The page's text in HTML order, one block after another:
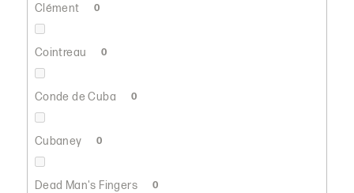
Clément 0
Cointreau 0
Conde de Cuba 0
Cubaney 0
Dead Man's Fingers 0